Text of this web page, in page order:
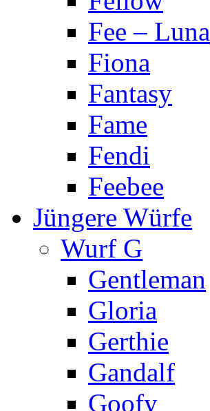
Fee – Luna
Fiona
Fantasy
Fame
Fendi
Feebee
Jüngere Würfe
Wurf G
Gentleman
Gloria
Gerthie
Gandalf
Goofy